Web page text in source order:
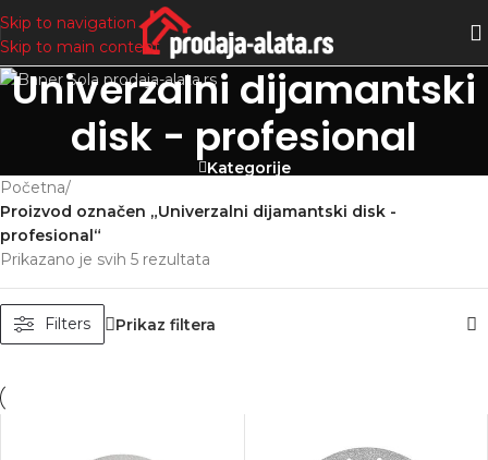
Skip to navigation
Skip to main content
Univerzalni dijamantski
disk - profesional
Kategorije
Početna/
Proizvod označen „Univerzalni dijamantski disk -
profesional“
Prikazano je svih 5 rezultata
Filters Prikaz filtera